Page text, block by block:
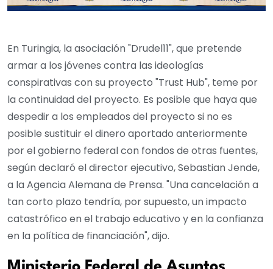
En Turingia, la asociación "Drudel11", que pretende
armar a los jóvenes contra las ideologías
conspirativas con su proyecto "Trust Hub", teme por
la continuidad del proyecto. Es posible que haya que
despedir a los empleados del proyecto si no es
posible sustituir el dinero aportado anteriormente
por el gobierno federal con fondos de otras fuentes,
según declaró el director ejecutivo, Sebastian Jende,
a la Agencia Alemana de Prensa. "Una cancelación a
tan corto plazo tendría, por supuesto, un impacto
catastrófico en el trabajo educativo y en la confianza
en la política de financiación", dijo.